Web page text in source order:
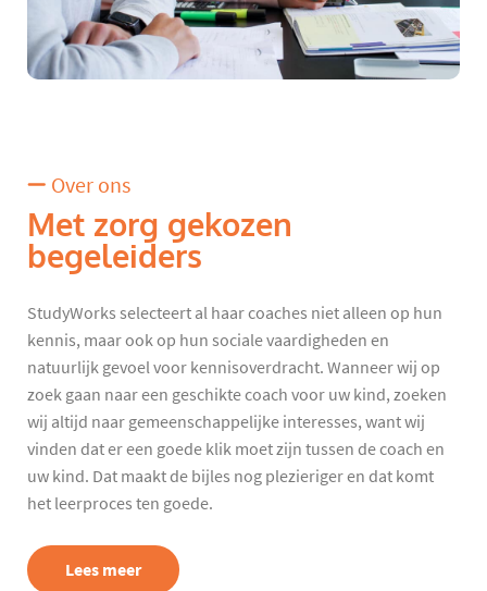
Over ons
Met zorg gekozen
begeleiders
StudyWorks selecteert al haar coaches niet alleen op hun
kennis, maar ook op hun sociale vaardigheden en
natuurlijk gevoel voor kennisoverdracht. Wanneer wij op
zoek gaan naar een geschikte coach voor uw kind, zoeken
wij altijd naar gemeenschappelijke interesses, want wij
vinden dat er een goede klik moet zijn tussen de coach en
uw kind. Dat maakt de bijles nog plezieriger en dat komt
het leerproces ten goede.
Lees meer